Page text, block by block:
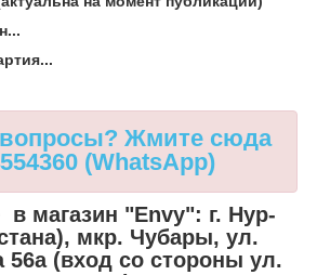
Жмите сюда
(WhatsApp)
в магазин "Envy": г. Нур-
мкр. Чубары, ул.
(вход со стороны ул.